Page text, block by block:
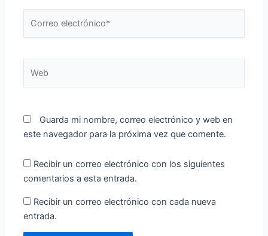
electrónico*
Guarda mi nombre, correo electrónico y web en
este navegador para la próxima vez que comente.
Recibir un correo electrónico con los siguientes
comentarios a esta entrada.
Recibir un correo electrónico con cada nueva
entrada.